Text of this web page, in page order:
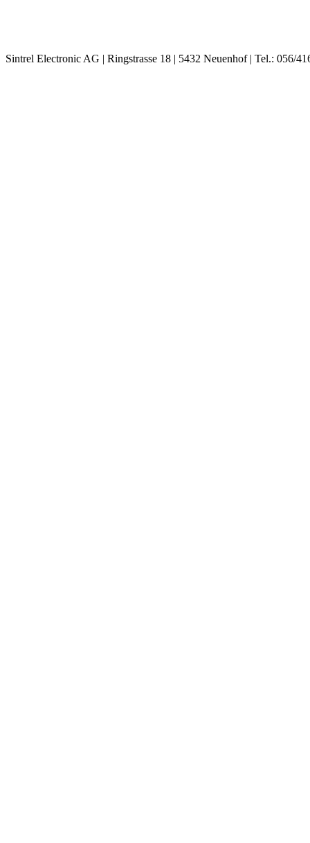
Sintrel Electronic AG | Ringstrasse 18 | 5432 Neuenhof | Tel.: 056/